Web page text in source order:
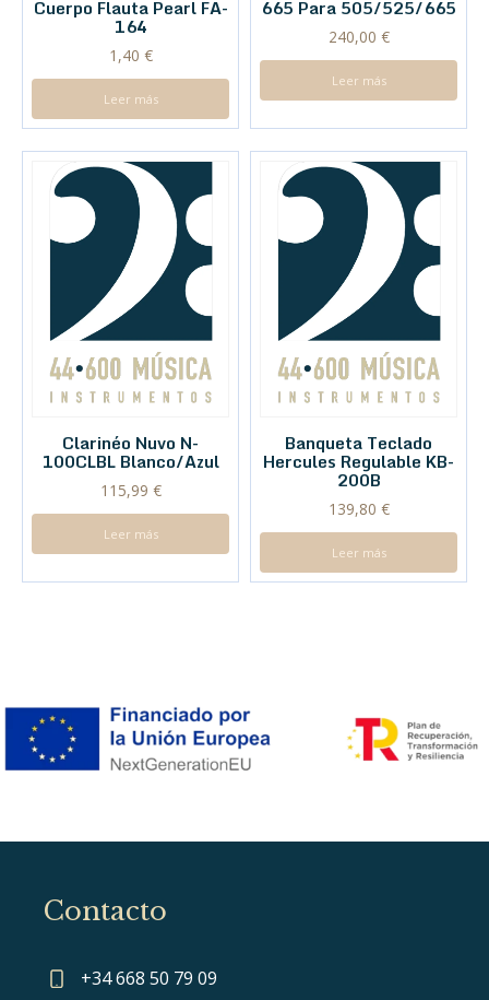
Cuerpo Flauta Pearl FA-
164
1,40 €
Leer más
665 Para 505/525/665
240,00 €
Leer más
Clarinéo Nuvo N-
100CLBL Blanco/Azul
115,99 €
Leer más
Banqueta Teclado
Hercules Regulable KB-
200B
139,80 €
Leer más
Contacto
+34 668 50 79 09